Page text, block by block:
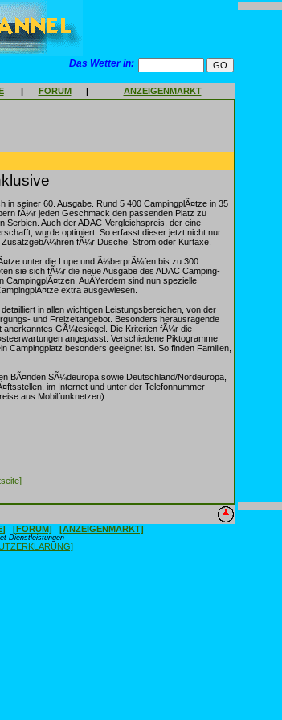
Das Wetter in:
| FORUM | ANZEIGENMARKT
seiner 60. Ausgabe. Rund 5 400 CampingplÃ¤tze in 35
fÃ¼r jeden Geschmack den passenden Platz zu
Auch der ADAC-Vergleichspreis, der eine
wurde optimiert. So erfasst dieser jetzt nicht nur
fÃ¼r Dusche, Strom oder Kurtaxe.
unter die Lupe und Ã¼berprÃ¼fen bis zu 300
sie sich fÃ¼r die neue Ausgabe des ADAC Camping-
AuÃŸerdem sind nun spezielle
extra ausgewiesen.
in allen wichtigen Leistungsbereichen, von der
und Freizeitangebot. Besonders herausragende
anerkanntes GÃ¼tesiegel. Die Kriterien fÃ¼r die
angepasst. Verschiedene Piktogramme
besonders geeignet ist. So finden Familien,
BÃ¤nden SÃ¼deuropa sowie Deutschland/Nordeuropa,
im Internet und unter der Telefonnummer
aus Mobilfunknetzen).
[FORUM] [ANZEIGENMARKT]
Dienstleistungen